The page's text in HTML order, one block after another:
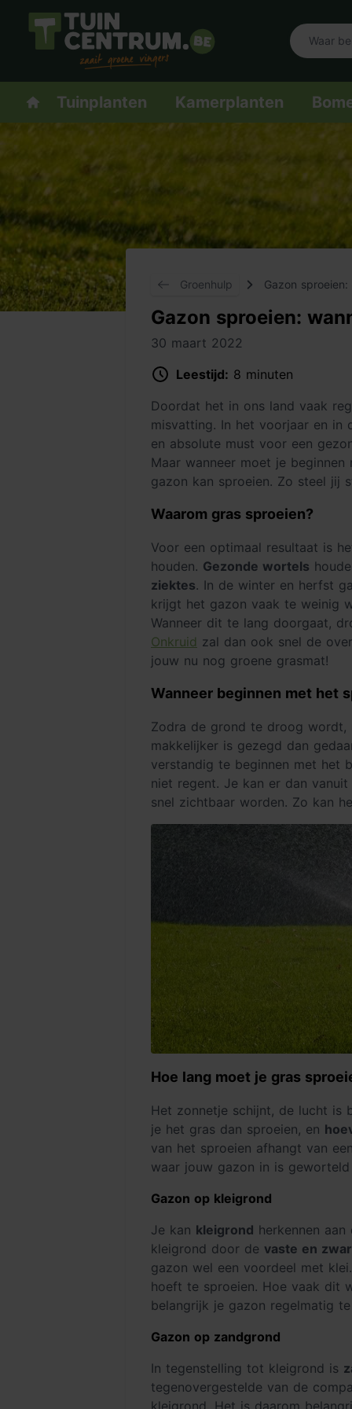
Logo Tuincentrum.be
Homepage
Tuinplanten Kamerplanten
Groenhulp Gazon
Gazon sproeien:
30 maart 2022
Leestijd: 8 minuten
Doordat het in ons land vaak
misvatting. In het voorjaar en in
en absolute must voor een
Maar wanneer moet je
gazon kan sproeien. Zo steel jij
Waarom gras sproeien?
Voor een optimaal resultaat is
houden. Gezonde wortels
ziektes. In de winter en herfst
krijgt het gazon vaak te weinig
Wanneer dit te lang doorgaat,
Onkruid zal dan ook snel de
jouw nu nog groene grasmat!
Wanneer beginnen met het
Zodra de grond te droog wordt,
makkelijker is gezegd dan
verstandig te beginnen met het
niet regent. Je kan er dan
snel zichtbaar worden. Zo kan
Hoe lang moet je gras
Het zonnetje schijnt, de lucht is
je het gras dan sproeien, en
van het sproeien afhangt van
waar jouw gazon in is
Gazon op kleigrond
Je kan kleigrond herkennen
kleigrond door de vaste en
gazon wel een voordeel met
hoeft te sproeien. Hoe vaak dit
belangrijk je gazon regelmatig te
Gazon op zandgrond
In tegenstelling tot kleigrond is
tegenovergestelde van de
kleigrond. Het is daarom